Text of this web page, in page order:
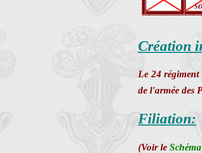
Création
Le 24 régiment
de l'armée des
Filiation:
(Voir le